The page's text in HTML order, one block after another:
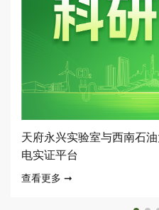
天府永兴实验室与西南石
电实证平台
查看更多 ➞